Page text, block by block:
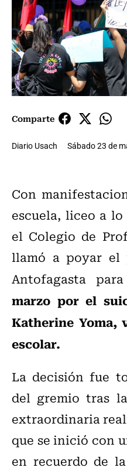
Comparte
Diario Usach Sábado 23 de
Con
escuela, liceo a
el Colegio de
llamó a poyar el
Antofagasta para
marzo por el
Katherine Yoma,
escolar.
La decisión fue
del gremio tras
extraordinaria
que se inició con
en recuerdo de